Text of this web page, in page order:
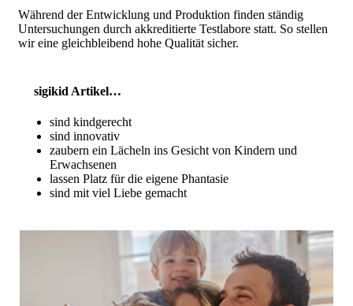
Während der Entwicklung und Produktion finden ständig
Untersuchungen durch akkreditierte Testlabore statt. So stellen
wir eine gleichbleibend hohe Qualität sicher.
sigikid Artikel…
sind kindgerecht
sind innovativ
zaubern ein Lächeln ins Gesicht von Kindern und
Erwachsenen
lassen Platz für die eigene Phantasie
sind mit viel Liebe gemacht